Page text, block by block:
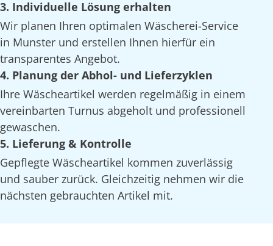
3. Individuelle Lösung erhalten
Wir planen Ihren optimalen Wäscherei-Service
in Munster und erstellen Ihnen hierfür ein
transparentes Angebot.
4. Planung der Abhol- und Lieferzyklen
Ihre Wäscheartikel werden regelmäßig in einem
vereinbarten Turnus abgeholt und professionell
gewaschen.
5. Lieferung & Kontrolle
Gepflegte Wäscheartikel kommen zuverlässig
und sauber zurück. Gleichzeitig nehmen wir die
nächsten gebrauchten Artikel mit.